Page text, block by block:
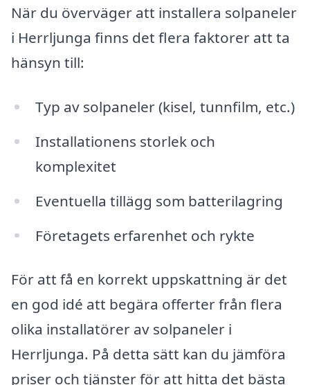
När du överväger att installera solpaneler
i Herrljunga finns det flera faktorer att ta
hänsyn till:
Typ av solpaneler (kisel, tunnfilm, etc.)
Installationens storlek och
komplexitet
Eventuella tillägg som batterilagring
Företagets erfarenhet och rykte
För att få en korrekt uppskattning är det
en god idé att begära offerter från flera
olika installatörer av solpaneler i
Herrljunga. På detta sätt kan du jämföra
priser och tjänster för att hitta det bästa